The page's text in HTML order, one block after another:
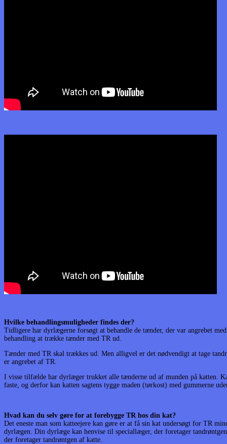
Hvilke behandlingsmuligheder findes der?
Tidligere har dyrlægerne forsøgt at behandle de tænder, der var angrebet
behandling at trække tænder med TR ud.
Tænder med TR skal trækkes ud. Men alligvel er det nødvendigt at tage
er angrebet af TR.
I visse tilfælde har dyrlæger trukket alle tænderne ud af munden på katten.
faste, og derfor kan katten sagtens tygge maden (tørkost) med gummerne
Hvad kan du selv gøre for at forebygge TR hos din kat?
Det eneste man som katteejere kan gøre er at få sin kat undersøgt for TR
dyrlægen. Din dyrlæge kan henvise til speciallæger, der foretager
der foretager tandrøntgen af katte.